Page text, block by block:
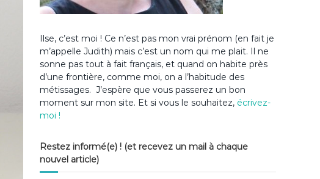
Ilse, c’est moi ! Ce n’est pas mon vrai prénom (en fait je
m’appelle Judith) mais c’est un nom qui me plait. Il ne
sonne pas tout à fait français, et quand on habite près
d’une frontière, comme moi, on a l’habitude des
métissages. J’espère que vous passerez un bon
moment sur mon site. Et si vous le souhaitez, écrivez-
moi !
Restez informé(e) ! (et recevez un mail à chaque
nouvel article)